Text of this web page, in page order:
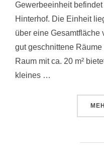
Gewerbeeinheit
Hinterhof. Die Einheit
über eine Gesamtfläche
gut geschnittene
Raum mit ca. 20 m²
kleines …